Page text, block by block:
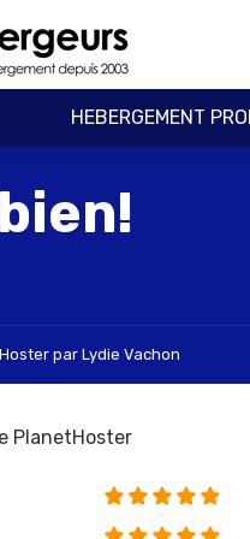
HEBERGEMENT
par Lydie Vachon